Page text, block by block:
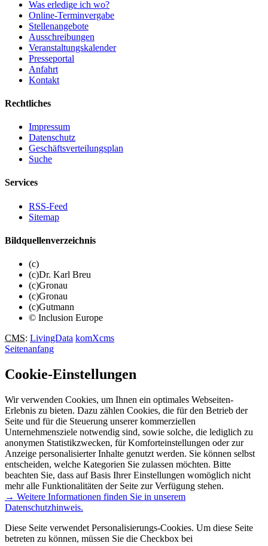
Was erledige ich wo?
Online-Terminvergabe
Stellenangebote
Ausschreibungen
Veranstaltungskalender
Presseportal
Anfahrt
Kontakt
Rechtliches
Impressum
Datenschutz
Geschäftsverteilungsplan
Suche
Services
RSS-Feed
Sitemap
Bildquellenverzeichnis
(c)
(c)Dr. Karl Breu
(c)Gronau
(c)Gronau
(c)Gutmann
© Inclusion Europe
CMS: LivingData komXcms
Seitenanfang
Cookie-Einstellungen
Wir verwenden Cookies, um Ihnen ein optimales Webseiten-
Erlebnis zu bieten. Dazu zählen Cookies, die für den Betrieb der
Seite und für die Steuerung unserer kommerziellen
Unternehmensziele notwendig sind, sowie solche, die lediglich zu
anonymen Statistikzwecken, für Komforteinstellungen oder zur
Anzeige personalisierter Inhalte genutzt werden. Sie können selbst
entscheiden, welche Kategorien Sie zulassen möchten. Bitte
beachten Sie, dass auf Basis Ihrer Einstellungen womöglich nicht
mehr alle Funktionalitäten der Seite zur Verfügung stehen.
→ Weitere Informationen finden Sie in unserem
Datenschutzhinweis.
Diese Seite verwendet Personalisierungs-Cookies. Um diese Seite
betreten zu können, müssen Sie die Checkbox bei